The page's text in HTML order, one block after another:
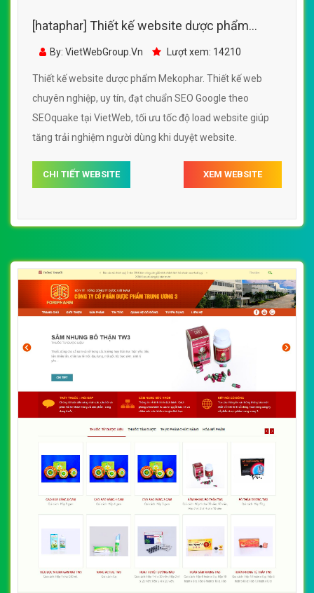
[hataphar] Thiết kế website dược phẩm
Mekophar đẹp, chuyên nghiệp chuẩn SEO
By: VietWebGroup.Vn Lượt xem: 14210
Thiết kế website dược phẩm Mekophar. Thiết kế web
chuyên nghiệp, uy tín, đạt chuẩn SEO Google theo
SEOquake tại VietWeb, tối ưu tốc độ load website giúp
tăng trải nghiệm người dùng khi duyệt website.
CHI TIẾT WEBSITE XEM WEBSITE